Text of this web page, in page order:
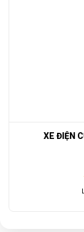
Với đa dạng các
Passenger capacity
XE ĐIỆN